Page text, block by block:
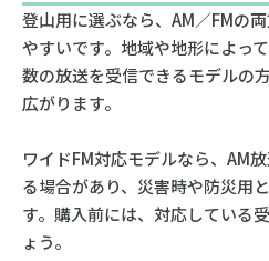
登山用に選ぶなら、AM／FMの
やすいです。地域や地形によっ
数の放送を受信できるモデルの
広がります。
ワイドFM対応モデルなら、AM
る場合があり、災害時や防災用
す。購入前には、対応している
ょう。